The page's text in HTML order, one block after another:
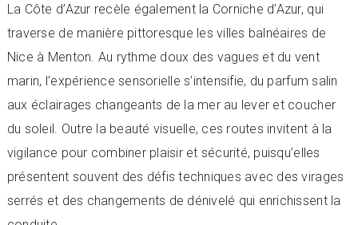
La Côte d’Azur recèle également la Corniche d’Azur, qui
traverse de manière pittoresque les villes balnéaires de
Nice à Menton. Au rythme doux des vagues et du vent
marin, l’expérience sensorielle s’intensifie, du parfum salin
aux éclairages changeants de la mer au lever et coucher
du soleil. Outre la beauté visuelle, ces routes invitent à la
vigilance pour combiner plaisir et sécurité, puisqu’elles
présentent souvent des défis techniques avec des virages
serrés et des changements de dénivelé qui enrichissent la